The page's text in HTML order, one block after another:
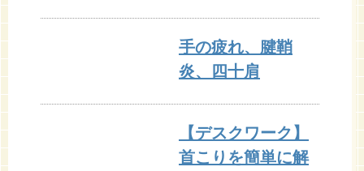
手の疲れ、腱鞘
炎、四十肩
【デスクワーク】
首こりを簡単に解